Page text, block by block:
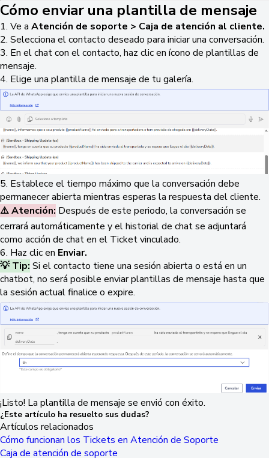
Cómo enviar una plantilla de mensaje
1. Ve a Atención de soporte > Caja de atención al cliente.
2. Selecciona el contacto deseado para iniciar una conversación.
3. En el chat con el contacto, haz clic en ícono de plantillas de
mensaje.
4. Elige una plantilla de mensaje de tu galería.
5. Establece el tiempo máximo que la conversación debe
permanecer abierta mientras esperas la respuesta del cliente.
⚠️ Atención: Después de este periodo, la conversación se
cerrará automáticamente y el historial de chat se adjuntará
como acción de chat en el Ticket vinculado.
6. Haz clic en Enviar.
💡 Tip: Si el contacto tiene una sesión abierta o está en un
chatbot, no será posible enviar plantillas de mensaje hasta que
la sesión actual finalice o expire.
¡Listo! La plantilla de mensaje se envió con éxito.
¿Este artículo ha resuelto sus dudas?
Artículos relacionados
Cómo funcionan los Tickets en Atención de Soporte
Caja de atención de soporte